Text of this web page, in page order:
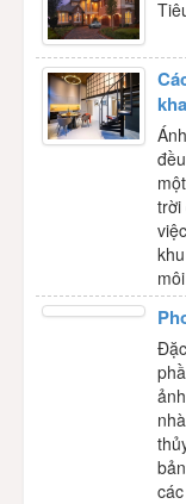
trời